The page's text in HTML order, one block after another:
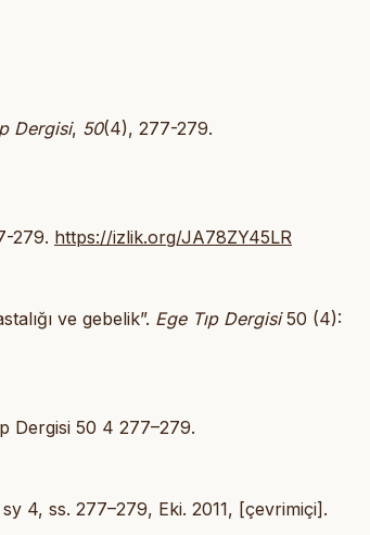
Dergisi, 50(4), 277-279.
279. https://izlik.org/JA78ZY45LR
ve gebelik”. Ege Tıp Dergisi50 (4):
Dergisi 50 4 277–279.
4, ss. 277–279, Eki. 2011, [çevrimiçi].